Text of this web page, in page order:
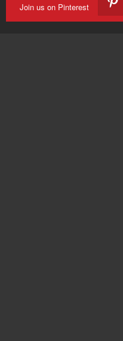
Join us on Pinterest